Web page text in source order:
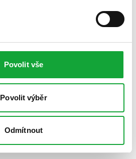
Povolit vše
Povolit výběr
Odmítnout